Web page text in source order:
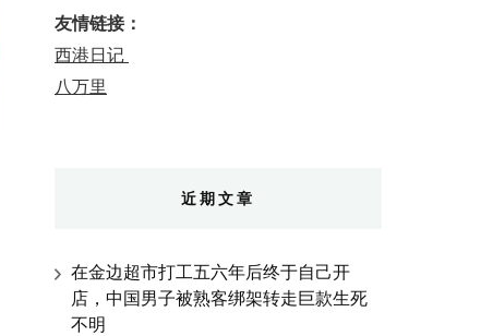
友情链接：
西港日记
八万里
近期文章
在金边超市打工五六年后终于自己开
店，中国男子被熟客绑架转走巨款生死
不明